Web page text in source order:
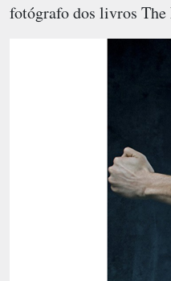
fotógrafo dos livros The